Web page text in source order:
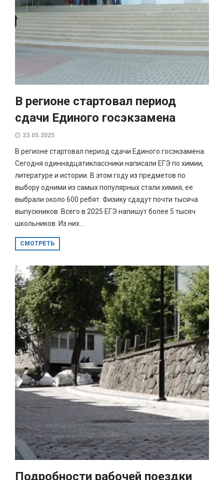
В регионе стартовал период
сдачи Единого госэкзамена
23.05.2025
В регионе стартовал период сдачи Единого госэкзамена.
Сегодня одиннадцатиклассники написали ЕГЭ по химии,
литературе и истории. В этом году из предметов по
выбору одними из самых популярных стали химия, ее
выбрали около 600 ребят. Физику сдадут почти тысяча
выпускников. Всего в 2025 ЕГЭ напишут более 5 тысяч
школьников. Из них...
СМОТРЕТЬ
Подробности рабочей поездки